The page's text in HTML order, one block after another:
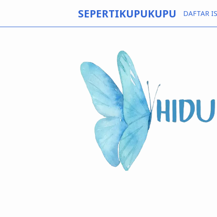
SEPERTIKUPUKUPU DAFTAR